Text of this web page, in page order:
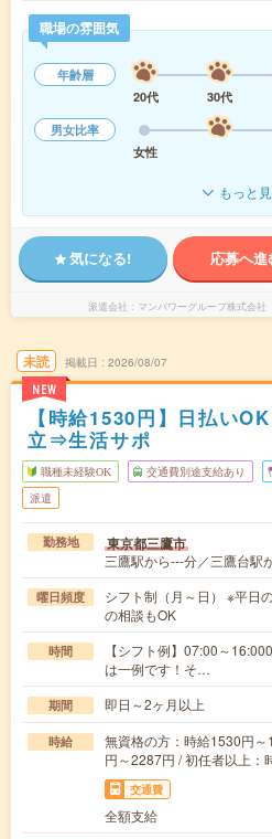
職場の雰囲気
年齢層
20代
30代
男女比率
女性
もっと
気になる! 応募へ進
派遣会社 マンパワーグループ株式会
未読
NEW
掲載日 2026/08/07
【時給1530円】日払い
立⇒生活サポ
職種未経験OK 交通費別途支給あり
派遣
勤務地 東京都三鷹市
三鷹駅から---分／三鷹台駅
曜日頻度
シフト制（月～日） ※平日
の相談もOK
時間
【シフト例】07:00～
は一例です！そ…
期間 即日～2ヶ月以上
時給
無資格の方：時給1530円
円～2287円 / 初任者以上：
交通費
全額支給